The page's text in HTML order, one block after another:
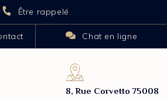
Être rappelé
Chat en ligne
8, Rue Corvetto 75008